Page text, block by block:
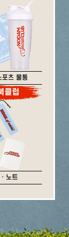
포츠 물통
클럽
노트